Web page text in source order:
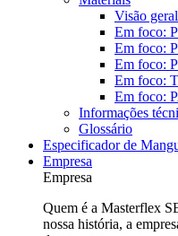
Visão
Em foco:
Em foco:
Em foco:
Em foco:
Em foco:
Informações
Glossário
Especificador de
Empresa
Empresa
Quem é a Masterflex
nossa história, a